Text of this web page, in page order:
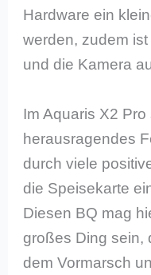
Hardware ein
werden, zudem
und die Kamera
Im Aquaris X2
herausragendes
durch viele
die Speisekarte
Diesen BQ mag
großes Ding sein,
dem Vormarsch